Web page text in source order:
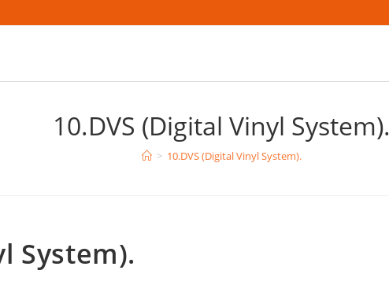
10.DVS (Digital Vinyl System).
> 10.DVS (Digital Vinyl System).
System).